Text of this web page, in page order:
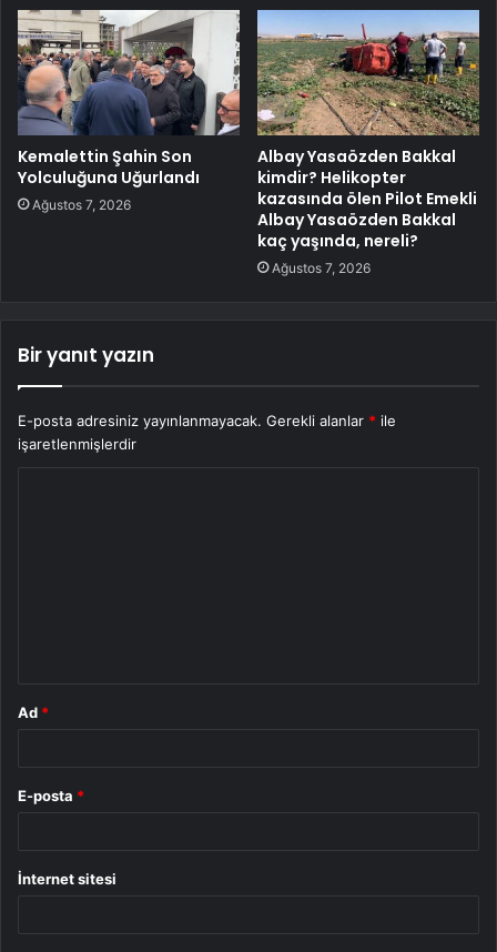
Kemalettin Şahin Son
Yolculuğuna Uğurlandı
Ağustos 7, 2026
Albay Yasaözden Bakkal
kimdir? Helikopter
kazasında ölen Pilot Emekli
Albay Yasaözden Bakkal
kaç yaşında, nereli?
Ağustos 7, 2026
Bir yanıt yazın
E-posta adresiniz yayınlanmayacak. Gerekli alanlar * ile
işaretlenmişlerdir
Ad *
E-posta *
İnternet sitesi